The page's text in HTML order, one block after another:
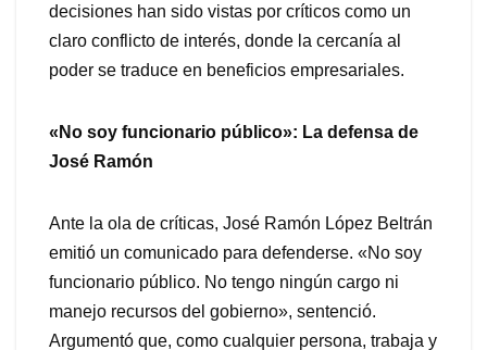
decisiones han sido vistas por críticos como un
claro conflicto de interés, donde la cercanía al
poder se traduce en beneficios empresariales.
«No soy funcionario público»: La defensa de
José Ramón
Ante la ola de críticas, José Ramón López Beltrán
emitió un comunicado para defenderse. «No soy
funcionario público. No tengo ningún cargo ni
manejo recursos del gobierno», sentenció.
Argumentó que, como cualquier persona, trabaja y